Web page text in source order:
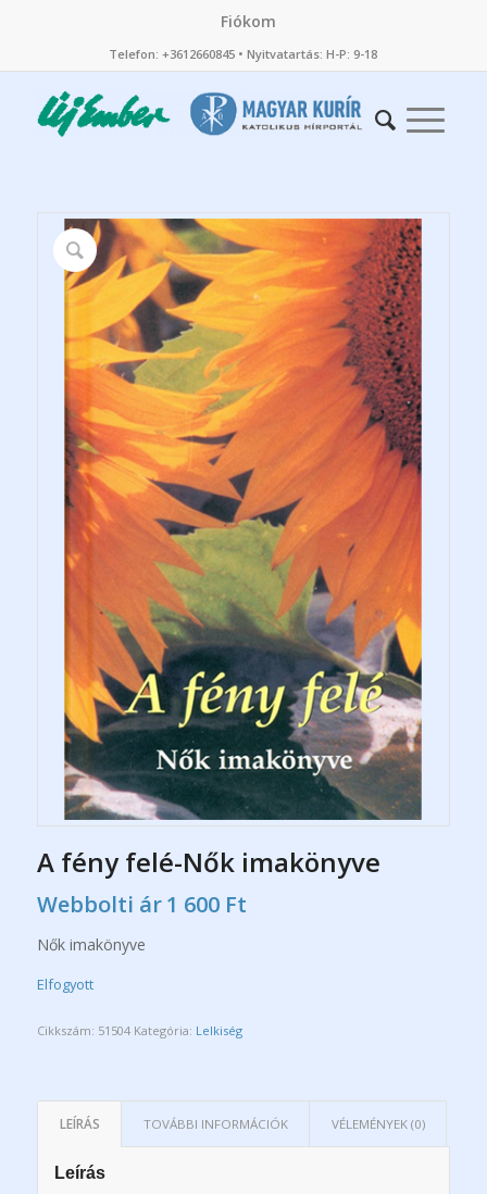
Fiókom
Telefon: +3612660845 • Nyitvatartás: H-P: 9-18
A fény felé-Nők imakönyve
Webbolti ár 1 600 Ft
Nők imakönyve
Elfogyott
Cikkszám: 51504 Kategória: Lelkiség
LEÍRÁS TOVÁBBI INFORMÁCIÓK VÉLEMÉNYEK (0)
Leírás